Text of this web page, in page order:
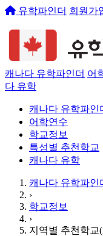
유학파인더 회원가
캐나다 유학파인더 어
다 유학
캐나다 유학파인
어학연수
학교정보
특성별 추천학교
캐나다 유학
캐나다 유학파인
›
학교정보
›
지역별 추천학교